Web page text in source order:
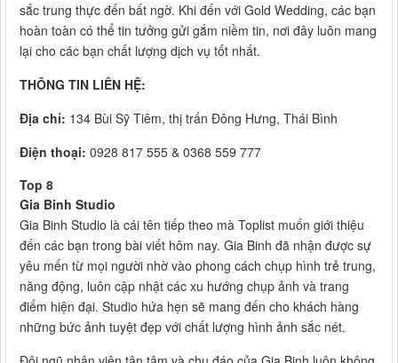
sắc trung thực đến bất ngờ. Khi đến với Gold Wedding, các bạn
hoàn toàn có thể tin tưởng gửi gắm niềm tin, nơi đây luôn mang
lại cho các bạn chất lượng dịch vụ tốt nhất.
THÔNG TIN LIÊN HỆ:
Địa chỉ: 134 Bùi Sỹ Tiêm, thị trấn Đông Hưng, Thái Bình
Điện thoại: 0928 817 555 & 0368 559 777
Top 8
Gia Binh Studio
Gia Binh Studio là cái tên tiếp theo mà Toplist muốn giới thiệu
đến các bạn trong bài viết hôm nay. Gia Binh đã nhận được sự
yêu mến từ mọi người nhờ vào phong cách chụp hình trẻ trung,
năng động, luôn cập nhật các xu hướng chụp ảnh và trang
điểm hiện đại. Studio hứa hẹn sẽ mang đến cho khách hàng
những bức ảnh tuyệt đẹp với chất lượng hình ảnh sắc nét.